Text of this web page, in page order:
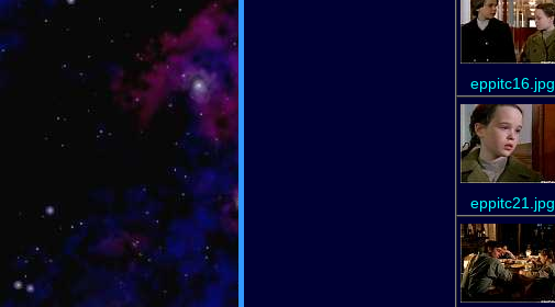
eppitc16.jpg
eppitc21.jpg